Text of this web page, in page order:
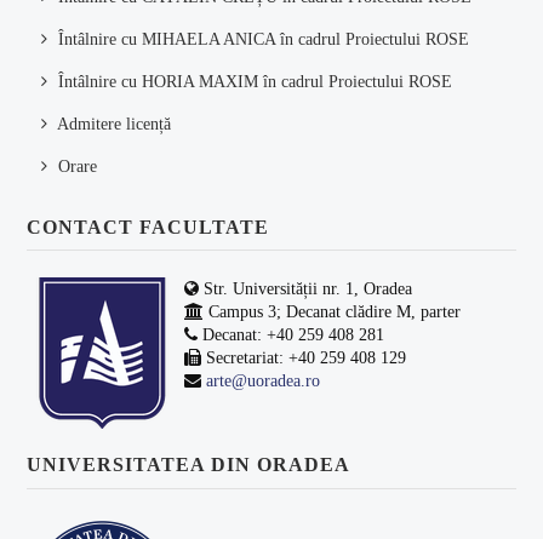
Întâlnire cu MIHAELA ANICA în cadrul Proiectului ROSE
Întâlnire cu HORIA MAXIM în cadrul Proiectului ROSE
Admitere licență
Orare
CONTACT FACULTATE
Str. Universității nr. 1, Oradea
Campus 3; Decanat clădire M, parter
Decanat: +40 259 408 281
Secretariat: +40 259 408 129
arte@uoradea.ro
UNIVERSITATEA DIN ORADEA